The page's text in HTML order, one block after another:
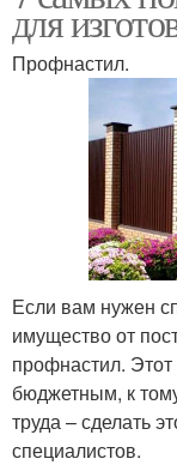
для
Профнастил.
Если вам нужен
имущество от
профнастил.
бюджетным, к
труда – сделать
специалистов.